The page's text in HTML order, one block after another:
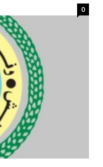
0